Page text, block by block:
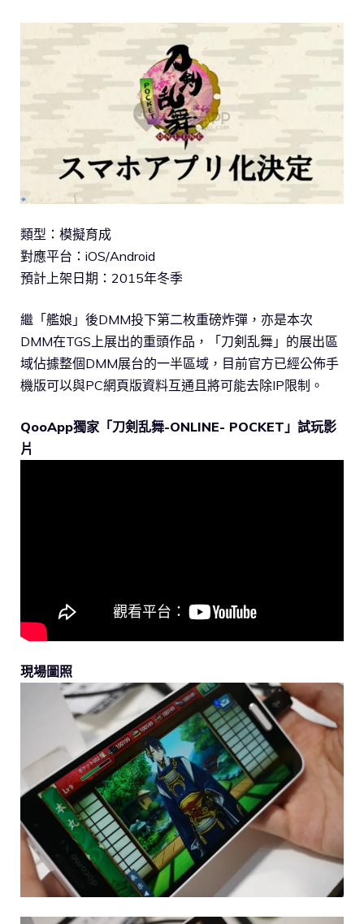
類型：模擬育成
對應平台：iOS/Android
預計上架日期：2015年冬季
繼「艦娘」後DMM投下第二枚重磅炸彈，亦是本次
DMM在TGS上展出的重頭作品，「刀剣乱舞」的展出區
域佔據整個DMM展台的一半區域，目前官方已經公佈手
機版可以與PC網頁版資料互通且將可能去除IP限制。
QooApp獨家「刀剣乱舞-ONLINE- POCKET」試玩影
片
現場圖照